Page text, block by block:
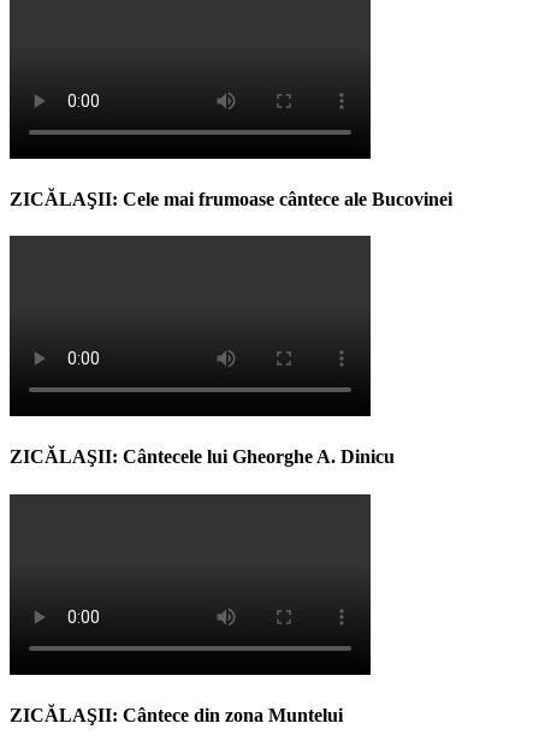
ZICĂLAŞII: Cele mai frumoase cântece ale Bucovinei
ZICĂLAŞII: Cântecele lui Gheorghe A. Dinicu
ZICĂLAŞII: Cântece din zona Muntelui